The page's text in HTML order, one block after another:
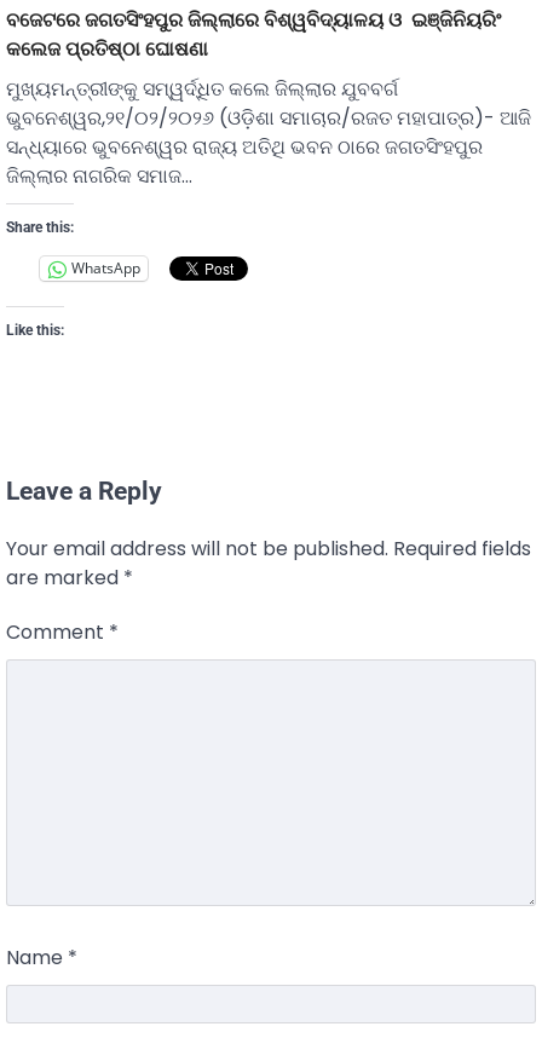
ବଜେଟରେ ଜଗତସିଂହପୁର ଜିଲ୍ଲାରେ ବିଶ୍ୱବିଦ୍ୟାଳୟ ଓ ଇଞ୍ଜିନିୟରିଂ
କଲେଜ ପ୍ରତିଷ୍ଠା ଘୋଷଣା
ମୁଖ୍ୟମନ୍ତ୍ରୀଙ୍କୁ ସମ୍ୱର୍ଦ୍ଧିତ କଲେ ଜିଲ୍ଲାର ଯୁବବର୍ଗ
ଭୁବନେଶ୍ୱର,୨୧/୦୨/୨୦୨୬ (ଓଡ଼ିଶା ସମାଚାର/ରଜତ ମହାପାତ୍ର)- ଆଜି
ସନ୍ଧ୍ୟାରେ ଭୁବନେଶ୍ୱର ରାଜ୍ୟ ଅତିଥି ଭବନ ଠାରେ ଜଗତସିଂହପୁର
ଜିଲ୍ଲାର ନାଗରିକ ସମାଜ…
Share this:
WhatsApp
Like this:
Leave a Reply
Your email address will not be published. Required fields
are marked *
Comment *
Name *